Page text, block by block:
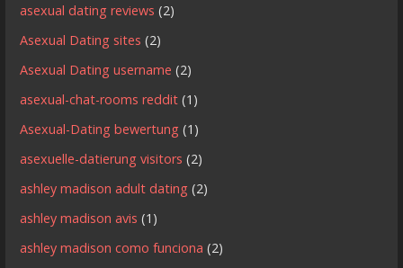
asexual dating reviews (2)
Asexual Dating sites (2)
Asexual Dating username (2)
asexual-chat-rooms reddit (1)
Asexual-Dating bewertung (1)
asexuelle-datierung visitors (2)
ashley madison adult dating (2)
ashley madison avis (1)
ashley madison como funciona (2)